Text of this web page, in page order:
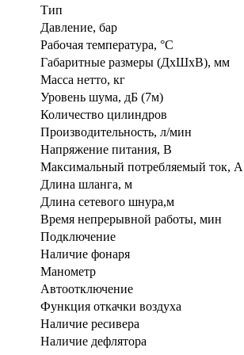
Тип
Давление, бар
Рабочая температура, °C
Габаритные размеры (ДхШхВ), мм
Масса нетто, кг
Уровень шума, дБ (7м)
Количество цилиндров
Производительность, л/мин
Напряжение питания, В
Максимальный потребляемый ток, А
Длина шланга, м
Длина сетевого шнура,м
Время непрерывной работы, мин
Подключение
Наличие фонаря
Манометр
Автоотключение
Функция откачки воздуха
Наличие ресивера
Наличие дефлятора